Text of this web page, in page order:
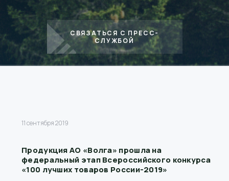
СВЯЗАТЬСЯ С ПРЕСС-
СЛУЖБОЙ
11 сентября 2019
Продукция АО «Волга» прошла на
федеральный этап Всероссийского конкурса
«100 лучших товаров России-2019»